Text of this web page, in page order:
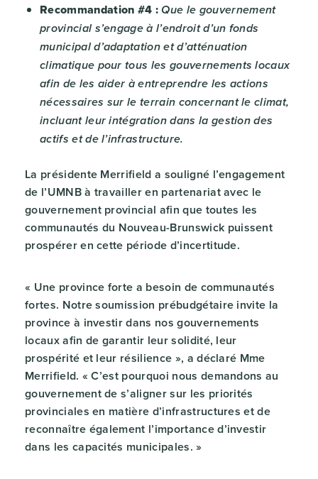
Recommandation #4 : Que le gouvernement
provincial s’engage à l’endroit d’un fonds
municipal d’adaptation et d’atténuation
climatique pour tous les gouvernements locaux
afin de les aider à entreprendre les actions
nécessaires sur le terrain concernant le climat,
incluant leur intégration dans la gestion des
actifs et de l’infrastructure.
La présidente Merrifield a souligné l’engagement
de l’UMNB à travailler en partenariat avec le
gouvernement provincial afin que toutes les
communautés du Nouveau-Brunswick puissent
prospérer en cette période d’incertitude.
« Une province forte a besoin de communautés
fortes. Notre soumission prébudgétaire invite la
province à investir dans nos gouvernements
locaux afin de garantir leur solidité, leur
prospérité et leur résilience », a déclaré Mme
Merrifield. « C’est pourquoi nous demandons au
gouvernement de s’aligner sur les priorités
provinciales en matière d’infrastructures et de
reconnaître également l’importance d’investir
dans les capacités municipales. »